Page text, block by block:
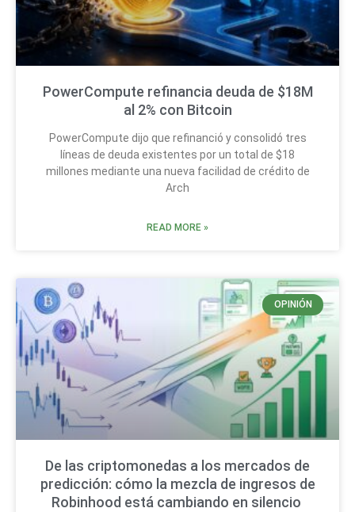
PowerCompute refinancia deuda de $18M
al 2% con Bitcoin
PowerCompute dijo que refinanció y consolidó tres
líneas de deuda existentes por un total de $18
millones mediante una nueva facilidad de crédito de
Arch
READ MORE »
OPINIÓN
De las criptomonedas a los mercados de
predicción: cómo la mezcla de ingresos de
Robinhood está cambiando en silencio